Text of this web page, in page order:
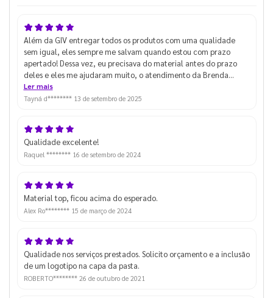
Além da GIV entregar todos os produtos com uma qualidade
sem igual, eles sempre me salvam quando estou com prazo
apertado! Dessa vez, eu precisava do material antes do prazo
deles e eles me ajudaram muito, o atendimento da Brenda
(apesar de eu ter enchido muito o saco dela) foi excelente e
consegui pegar o material pro evento! I love you GIV hahaha
Ler mais
Tayná d******** 13 de setembro de 2025
Qualidade excelente!
Raquel ******** 16 de setembro de 2024
Material top, ficou acima do esperado.
Alex Ro******** 15 de março de 2024
Qualidade nos serviços prestados. Solicito orçamento e a inclusão
de um logotipo na capa da pasta.
ROBERTO******** 26 de outubro de 2021